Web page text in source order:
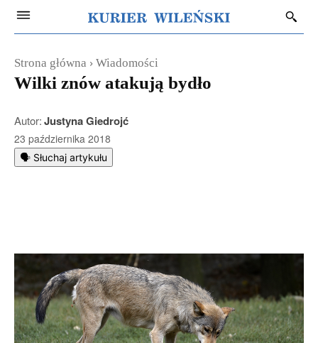
Strona główna Wiadomości
Wilki znów atakują bydło
Autor:Justyna Giedrojć
23 października 2018
🗣️ Słuchaj artykułu